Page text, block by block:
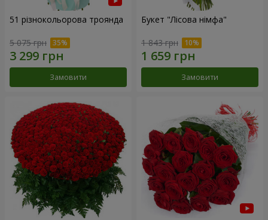
51 різнокольорова троянда
5 075 грн
Замовити
Букет "Лісова німфа"
1 843 грн
Замовити